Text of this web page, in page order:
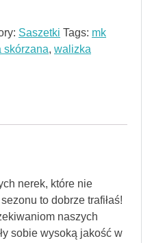
Saszetki Tags: mk
skórzana, walizka
nerek, które nie
to dobrze trafiłaś!
naszych
sobie wysoką jakość w